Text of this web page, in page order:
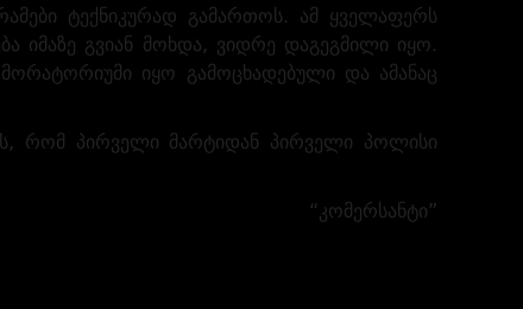
ტექნიკურად გამართოს. ამ ყველაფერს
იმაზე გვიან მოხდა, ვიდრე დაგეგმილი იყო.
იყო გამოცხადებული და ამანაც
რომ პირველი მარტიდან პირველი პოლისი
“კომერსანტი”